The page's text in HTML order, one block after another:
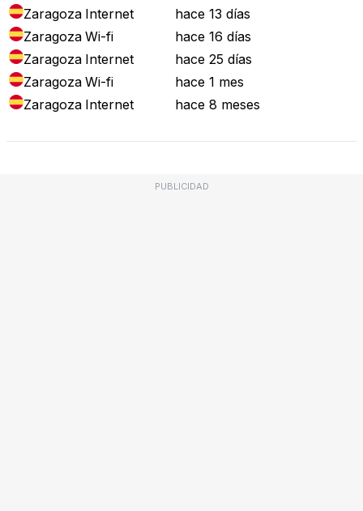
Zaragoza Internet
hace 13 días
Zaragoza Wi-fi
hace 16 días
Zaragoza Internet
hace 25 días
Zaragoza Wi-fi
hace 1 mes
Zaragoza Internet hace 8 meses
PUBLICIDAD